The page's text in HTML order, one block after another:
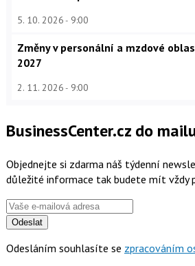
5. 10. 2026 9:00
Změny v personální a mzdové
2027
2. 11. 2026 9:00
BusinessCenter.cz do
Objednejte si zdarma náš týdenní
důležité informace tak budete mít vždy
Odeslat
Odesláním souhlasíte se zpracováním